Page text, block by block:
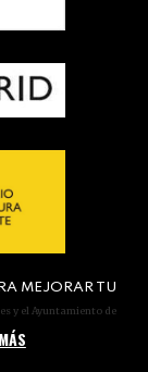
y el Ayuntamiento de
MEJORAR TU